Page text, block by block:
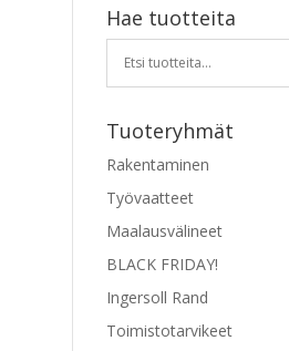
Hae tuotteita
Tuoteryhmät
Rakentaminen
Työvaatteet
Maalausvälineet
BLACK FRIDAY!
Ingersoll Rand
Toimistotarvikeet